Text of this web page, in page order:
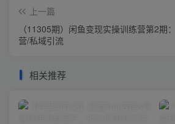
上一篇
（11305期）闲鱼变现实操训练营第2
营/私域引流
相关推荐